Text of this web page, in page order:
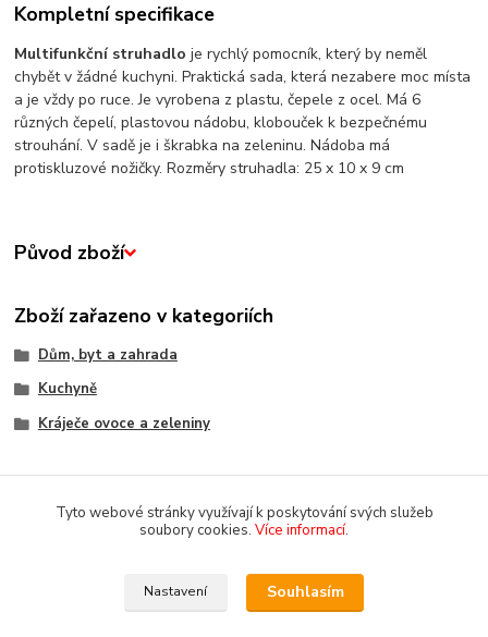
Kompletní specifikace
Multifunkční struhadlo je rychlý pomocník, který by neměl
chybět v žádné kuchyni. Praktická sada, která nezabere moc místa
a je vždy po ruce.Je vyrobena z plastu, čepele z ocel. Má 6
různých čepelí, plastovou nádobu, klobouček k bezpečnému
strouhání. V sadě je i škrabka na zeleninu. Nádoba má
protiskluzové nožičky. Rozměry struhadla: 25 x 10 x 9 cm
Původ zboží
Zboží zařazeno v kategoriích
Dům, byt a zahrada
Kuchyně
Kráječe ovoce a zeleniny
Tyto webové stránky využívají k poskytování svých služeb
soubory cookies. Více informací.
Nastavení Souhlasím